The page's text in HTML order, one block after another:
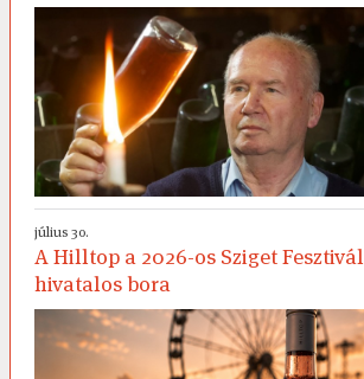
július 30.
A Hilltop a 2026-os Sziget Fesztivál
hivatalos bora